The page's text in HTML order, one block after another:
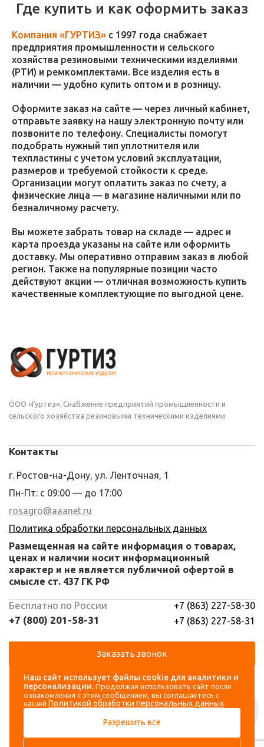
Где купить и как оформить заказ
Компания «ГУРТИЗ» с 1997 года снабжает
предприятия промышленности и сельского
хозяйства резиновыми техническими изделиями
(РТИ) и ремкомплектами. Все изделия есть в
наличии — удобно купить оптом и в розницу.
Оформите заказ на сайте — через личный кабинет,
отправьте заявку на нашу электронную почту или
позвоните по телефону. Специалисты помогут
подобрать нужный тип уплотнителя или
техпластины с учетом условий эксплуатации,
размеров и требуемой стойкости к среде.
Организации могут оплатить заказ по счету, а
физические лица — в магазине наличными или по
безналичному расчету.
Вы можете забрать товар на складе — адрес и
карта проезда указаны на сайте или оформить
доставку. Мы оперативно отправим заказ в любой
регион. Также на популярные позиции часто
действуют акции — отличная возможность купить
качественные комплектующие по выгодной цене.
ООО «Гуртиз». Снабжение предприятий промышленности и
сельского хозяйства резиновыми техническими изделиями
Навигация
Каталог
Аккаунт
Вход
Регистрация
Контакты
г. Ростов-на-Дону, ул. Ленточная, 1
Пн-Пт: с 09:00 — до 17:00
rosagro@aaanet.ru
Политика обработки персональных данных
Размещенная на сайте информация о товарах,
ценах и наличии носит информационный
характер и не является публичной офертой в
смысле ст. 437 ГК РФ
Бесплатно по России
+7 (800) 201-58-31
+7 (863) 227-58-30
+7 (863) 227-58-31
Заказать звонок
Наш сайт использует файлы cookie для аналитики и
персонализации. Продолжая использовать сайт после
ознакомления с этим сообщением, вы соглашаетесь с
нашей Политикой обработки персональных данных.
Разрешить все